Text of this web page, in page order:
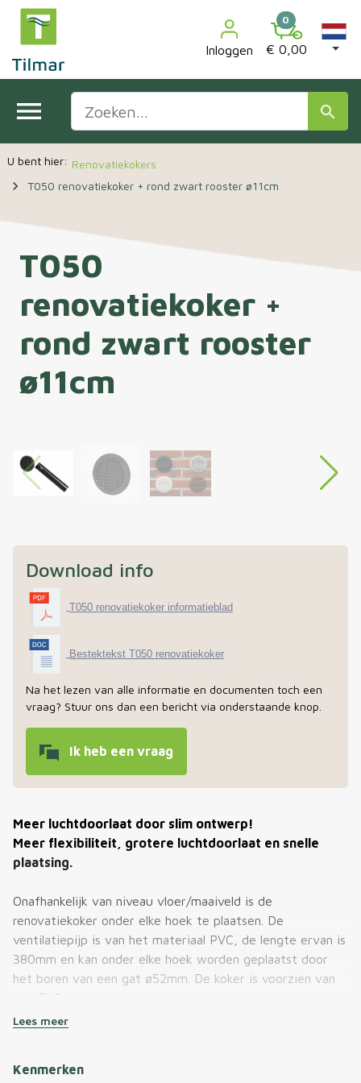
Inloggen
0
€ 0,00
menu search
Renovatiekokers
navigate_next T050 renovatiekoker + rond zwart rooster ø11cm
T050
renovatiekoker +
rond zwart rooster
ø11cm

Download info
T050 renovatiekoker informatieblad
Bestektekst T050 renovatiekoker
Na het lezen van alle informatie en documenten toch een
vraag? Stuur ons dan een bericht via onderstaande knop.
Ik heb een vraag
Meer luchtdoorlaat door slim ontwerp!
Meer flexibiliteit, grotere luchtdoorlaat en snelle
plaatsing.
Onafhankelijk van niveau vloer/maaiveld is de
renovatiekoker onder elke hoek te plaatsen. De
ventilatiepijp is van het materiaal PVC, de lengte ervan is
380mm en kan onder elke hoek worden geplaatst door
het boren van een gat ø52mm. De koker is voorzien van
een RVS veer die er voor zorgt dat hij op de gewenste
positie in de muur vast blijft zitten.
rooster verdekte gaten, kunnen na de keuze eenvoudig
Lees meer
Kenmerken